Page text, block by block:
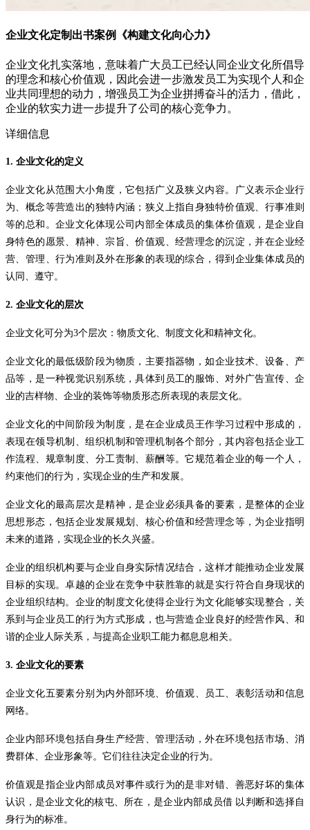
企业文化定制出书案例《构建文化向心力》
企业文化扎实落地，意味着广大员工已经认同企业文化所倡导
的理念和核心价值观，因此会进一步激发员工为实现个人和企
业共同理想的动力，增强员工为企业拼搏奋斗的活力，借此，
企业的软实力进一步提升了公司的核心竞争力。
详细信息
1. 企业文化的定义
企业文化从范围大小角度，它包括广义及狭义内容。广义表示企业行
为、概念等营造出的独特内涵；狭义上指自身独特价值观、行事准则
等的总和。企业文化体现公司内部全体成员的集体价值观，是企业自
身特色的愿景、精神、宗旨、价值观、经营理念的沉淀，并在企业经
营、管理、行为准则及外在形象的表现的综合，得到企业集体成员的
认同、遵守。
2. 企业文化的层次
企业文化可分为3个层次：物质文化、制度文化和精神文化。
企业文化的最低级阶段为物质，主要指器物，如企业技术、设备、产
品等，是一种视觉识别系统，具体到员工的服饰、对外广告宣传、企
业的吉样物、企业的装饰等物质形态所表现的表层文化。
企业文化的中间阶段为制度，是在企业成员王作学习过程中形成的，
表现在领导机制、组织机制和管理机制各个部分，其内容包括企业工
作流程、规章制度、分工责制、薪酬等。它规范着企业的每一个人，
约束他们的行为，实现企业的生产和发展。
企业文化的最高层次是精神，是企业必须具备的要素，是整体的企业
思想形态，包括企业发展规划、核心价值和经营理念等，为企业指明
未来的道路，实现企业的长久兴盛。
企业的组织机构要与企业自身实际情况结合，这样才能推动企业发展
目标的实现。卓越的企业在竞争中获胜靠的就是实行符合自身现状的
企业组织结构。企业的制度文化使得企业行为文化能够实现整合，关
系到与企业员工的行为方式形成，也与营造企业良好的经营作风、和
谐的企业人际关系，与提高企业职工能力都息息相关。
3. 企业文化的要素
企业文化五要素分别为内外部环境、价值观、员工、表彰活动和信息
网络。
企业内部环境包括自身生产经营、管理活动，外在环境包括市场、消
费群体、企业形象等。它们往往决定企业的行为。
价值观是指企业内部成员对事件或行为的是非对错、善恶好坏的集体
认识，是企业文化的核屯、所在，是企业内部成员借 以判断和选择自
身行为的标准。